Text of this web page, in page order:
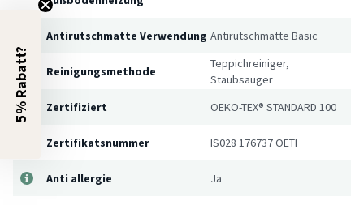
Antirutschmatte Verwendung Antirutschmatte Basic
Reinigungsmethode
Teppichreiniger,
Staubsauger
Zertifiziert
OEKO-TEX® STANDARD 100
Zertifikatsnummer IS028 176737 OETI
Anti allergie Ja
5% Rabatt?